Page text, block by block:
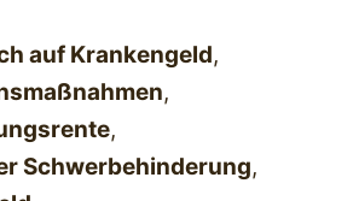
auf Krankengeld,
,
,
Schwerbehinderung,